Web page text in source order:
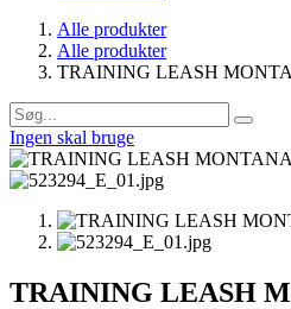
Alle produkter
Alle produkter
TRAINING LEASH
Ingen skal bruge
TRAINING LEASH